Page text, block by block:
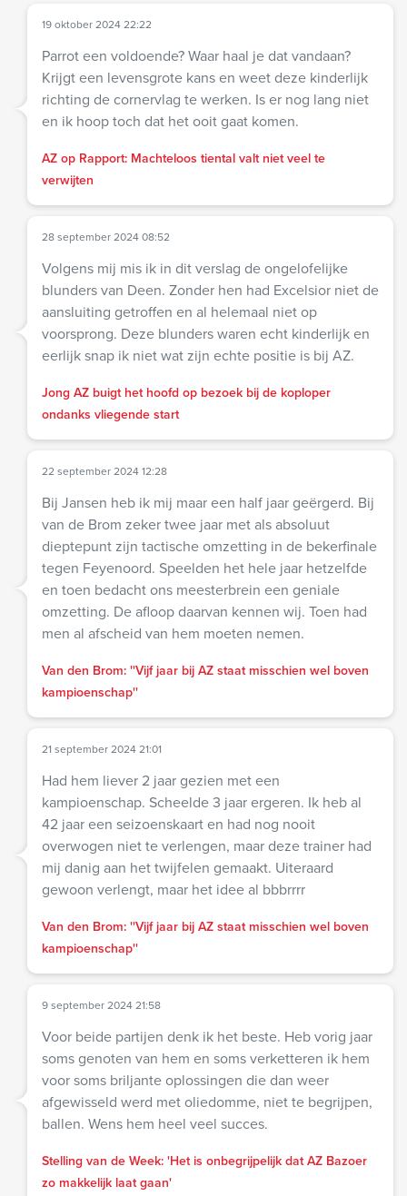
19 oktober 2024 22:22
Parrot een voldoende? Waar haal je dat vandaan?
Krijgt een levensgrote kans en weet deze kinderlijk
richting de cornervlag te werken. Is er nog lang niet
en ik hoop toch dat het ooit gaat komen.
AZ op Rapport: Machteloos tiental valt niet veel te
verwijten
28 september 2024 08:52
Volgens mij mis ik in dit verslag de ongelofelijke
blunders van Deen. Zonder hen had Excelsior niet de
aansluiting getroffen en al helemaal niet op
voorsprong. Deze blunders waren echt kinderlijk en
eerlijk snap ik niet wat zijn echte positie is bij AZ.
Jong AZ buigt het hoofd op bezoek bij de koploper
ondanks vliegende start
22 september 2024 12:28
Bij Jansen heb ik mij maar een half jaar geërgerd. Bij
van de Brom zeker twee jaar met als absoluut
dieptepunt zijn tactische omzetting in de bekerfinale
tegen Feyenoord. Speelden het hele jaar hetzelfde
en toen bedacht ons meesterbrein een geniale
omzetting. De afloop daarvan kennen wij. Toen had
men al afscheid van hem moeten nemen.
Van den Brom: ''Vijf jaar bij AZ staat misschien wel boven
kampioenschap''
21 september 2024 21:01
Had hem liever 2 jaar gezien met een
kampioenschap. Scheelde 3 jaar ergeren. Ik heb al
42 jaar een seizoenskaart en had nog nooit
overwogen niet te verlengen, maar deze trainer had
mij danig aan het twijfelen gemaakt. Uiteraard
gewoon verlengt, maar het idee al bbbrrrr
Van den Brom: ''Vijf jaar bij AZ staat misschien wel boven
kampioenschap''
9 september 2024 21:58
Voor beide partijen denk ik het beste. Heb vorig jaar
soms genoten van hem en soms verketteren ik hem
voor soms briljante oplossingen die dan weer
afgewisseld werd met oliedomme, niet te begrijpen,
ballen. Wens hem heel veel succes.
Stelling van de Week: 'Het is onbegrijpelijk dat AZ Bazoer
zo makkelijk laat gaan'